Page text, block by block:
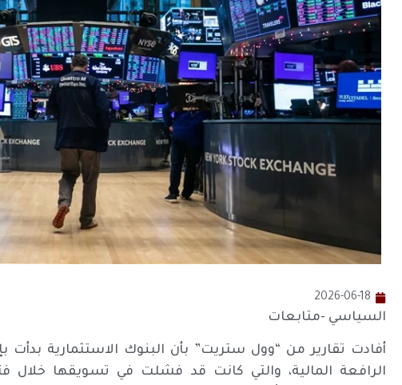
2026-06-18
السياسي -متابعات
أفادت تقارير من “وول ستريت” بأن البنوك الاستثمارية
الرافعة المالية، والتي كانت قد فشلت في تسويقها